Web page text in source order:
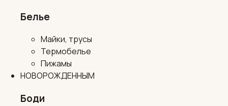
Белье
Майки, трусы
Термобелье
Пижамы
НОВОРОЖДЕННЫМ
Боди